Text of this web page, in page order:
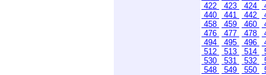
422
423 424
440
441 442
458
459 460
476
477 478
494
495 496
512
513 514
530
531 532
548
549 550